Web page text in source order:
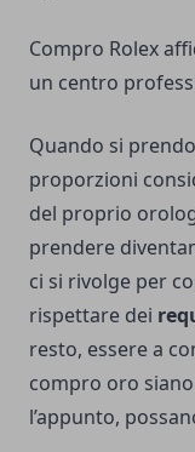
Compro Rolex
un centro
Quando si
proporzioni
del proprio
prendere
ci si rivolge per
rispettare dei
resto, essere a
compro oro
l’appunto,